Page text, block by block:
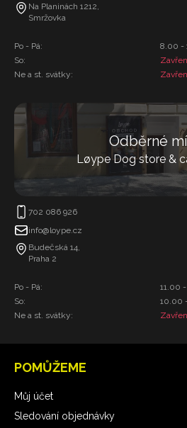
Na Planinách 1212,
Smržovka
Po - Pá:
So:
Ne a st. svátky:
8.00 -
Odběrné
Løype Dog store &
702 086 926
info@loype.cz
Budečská 14,
Praha 2
Po - Pá:
So:
Ne a st. svátky:
11.00
10.00
POMŮŽEME
Můj účet
Sledování objednávky